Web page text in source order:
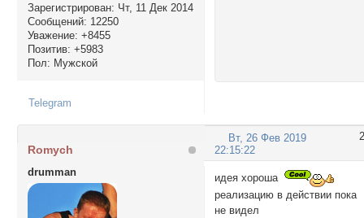
Зарегистрирован: Чт, 11 Дек 2014
Сообщений: 12250
Уважение: +8455
Позитив: +5983
Пол: Мужской
Telegram
2
Вт, 26 Фев 2019
22:15:22
Romych
drumman
идея хороша
реализацию в действии пока
не видел